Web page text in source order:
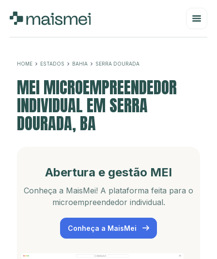
HOME ESTADOS BAHIA SERRA DOURADA
MEI MICROEMPREENDEDOR
INDIVIDUAL EM SERRA
DOURADA, BA
Abertura e gestão MEI
Conheça a MaisMei! A plataforma feita para o
microempreendedor individual.
Conheça a MaisMei